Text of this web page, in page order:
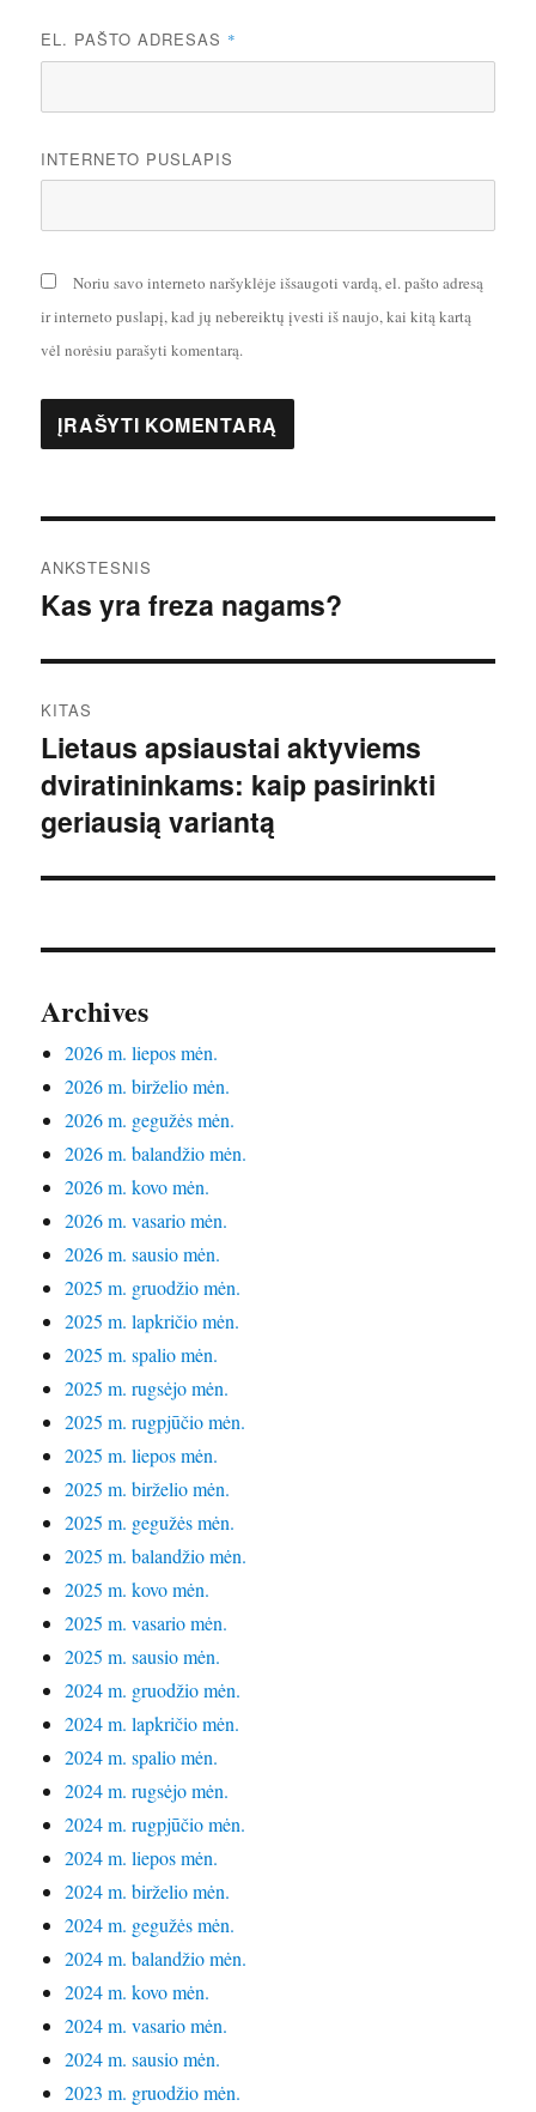
EL. PAŠTO ADRESAS *
INTERNETO PUSLAPIS
Noriu savo interneto naršyklėje išsaugoti vardą, el. pašto adresą
ir interneto puslapį, kad jų nebereiktų įvesti iš naujo, kai kitą kartą
vėl norėsiu parašyti komentarą.
tarp
ANKSTESNIS
Ankstesnis
Kas yra freza nagams?
KITAS
Kitas
įrašas:
Lietaus apsiaustai aktyviems
dviratininkams: kaip pasirinkti
geriausią variantą
Archives
2026 m. liepos mėn.
2026 m. birželio mėn.
2026 m. gegužės mėn.
2026 m. balandžio mėn.
2026 m. kovo mėn.
2026 m. vasario mėn.
2026 m. sausio mėn.
2025 m. gruodžio mėn.
2025 m. lapkričio mėn.
2025 m. spalio mėn.
2025 m. rugsėjo mėn.
2025 m. rugpjūčio mėn.
2025 m. liepos mėn.
2025 m. birželio mėn.
2025 m. gegužės mėn.
2025 m. balandžio mėn.
2025 m. kovo mėn.
2025 m. vasario mėn.
2025 m. sausio mėn.
2024 m. gruodžio mėn.
2024 m. lapkričio mėn.
2024 m. spalio mėn.
2024 m. rugsėjo mėn.
2024 m. rugpjūčio mėn.
2024 m. liepos mėn.
2024 m. birželio mėn.
2024 m. gegužės mėn.
2024 m. balandžio mėn.
2024 m. kovo mėn.
2024 m. vasario mėn.
2024 m. sausio mėn.
2023 m. gruodžio mėn.